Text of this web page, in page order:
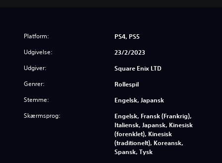
Platform: PS4, PS5
Udgivelse: 23/2/2023
Udgiver: Square Enix LTD
Genrer: Rollespil
Stemme: Engelsk, Japansk
Skærmsprog:
Engelsk, Fransk (Frankrig),
Italiensk, Japansk, Kinesisk
(forenklet), Kinesisk
(traditionelt), Koreansk,
Spansk, Tysk